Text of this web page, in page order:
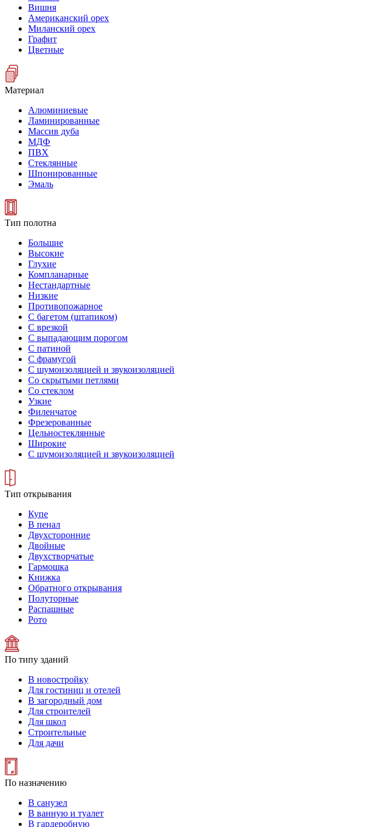
Вишня
Американский орех
Миланский орех
Графит
Цветные
Материал
Алюминиевые
Ламинированные
Массив дуба
МДФ
ПВХ
Стеклянные
Шпонированные
Эмаль
Тип полотна
Большие
Высокие
Глухие
Компланарные
Нестандартные
Низкие
Противопожарное
С багетом (штапиком)
С врезкой
С выпадающим порогом
С патиной
С фрамугой
С шумоизоляцией и звукоизоляцией
Со скрытыми петлями
Со стеклом
Узкие
Филенчатое
Фрезерованные
Цельностеклянные
Широкие
С шумоизоляцией и звукоизоляцией
Тип открывания
Купе
В пенал
Двухсторонние
Двойные
Двухстворчатые
Гармошка
Книжка
Обратного открывания
Полуторные
Распашные
Рото
По типу зданий
В новостройку
Для гостиниц и отелей
В загородный дом
Для строителей
Для школ
Строительные
Для дачи
По назначению
В санузел
В ванную и туалет
В гардеробную